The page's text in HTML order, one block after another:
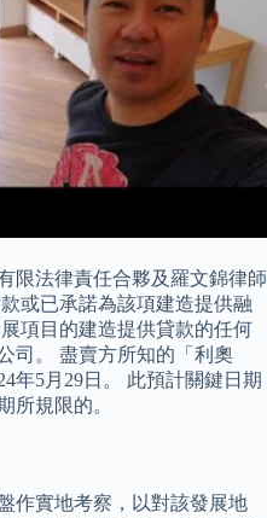
限法律責任合夥及羅文錦律師
或已承諾為該項建造提供融
項目的建造提供貸款的任何
司。 盡賣方所知的「利奧
年5月29日。 此預計關鍵日期
所規限的。
作實地考察，以對該發展地